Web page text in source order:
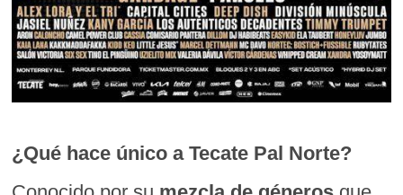
¿Qué hace único a Tecate Pal Norte?